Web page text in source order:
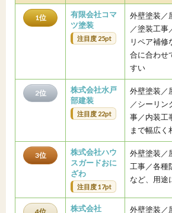
1位
有限会社コマ
ツ塗装
注目度 25pt
外壁塗装／
／塗装工事
リペア補修
合に合わせ
すい
2位
株式会社水戸
部建装
注目度 22pt
外壁塗装／
／シーリン
事／内装工
まで幅広く
3位
株式会社ハウ
スガードおに
ざわ
注目度 17pt
外壁塗装／
工事／各種
など、用途
株式会社
外壁塗装／